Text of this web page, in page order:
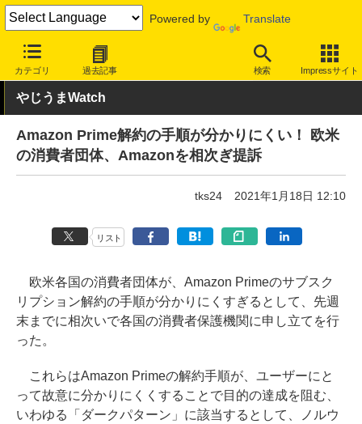
Powered by Translate
カテゴリ 過去記事 検索 Impressサイト
INTERNET Watch トピック
やじうまWatch
Amazon Prime解約の手順が分かりにくい！ 欧米
の消費者団体、Amazonを相次ぎ提訴
tks24 2021年1月18日 12:10
リスト
欧米各国の消費者団体が、Amazon Primeのサブスク
リプション解約の手順が分かりにくすぎるとして、先週
末までに相次いで各国の消費者保護機関に申し立てを行
った。
これらはAmazon Primeの解約手順が、ユーザーにと
って故意に分かりにくくすることで目的の達成を阻む、
いわゆる「ダークパターン」に該当するとして、ノルウ